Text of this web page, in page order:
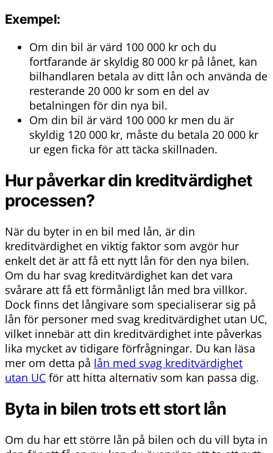
Exempel:
Om din bil är värd 100 000 kr och du
fortfarande är skyldig 80 000 kr på lånet, kan
bilhandlaren betala av ditt lån och använda de
resterande 20 000 kr som en del av
betalningen för din nya bil.
Om din bil är värd 100 000 kr men du är
skyldig 120 000 kr, måste du betala 20 000 kr
ur egen ficka för att täcka skillnaden.
Hur påverkar din kreditvärdighet
processen?
När du byter in en bil med lån, är din
kreditvärdighet en viktig faktor som avgör hur
enkelt det är att få ett nytt lån för den nya bilen.
Om du har svag kreditvärdighet kan det vara
svårare att få ett förmånligt lån med bra villkor.
Dock finns det långivare som specialiserar sig på
lån för personer med svag kreditvärdighet utan UC,
vilket innebär att din kreditvärdighet inte påverkas
lika mycket av tidigare förfrågningar. Du kan läsa
mer om detta på lån med svag kreditvärdighet
utan UC för att hitta alternativ som kan passa dig.
Byta in bilen trots ett stort lån
Om du har ett större lån på bilen och du vill byta in